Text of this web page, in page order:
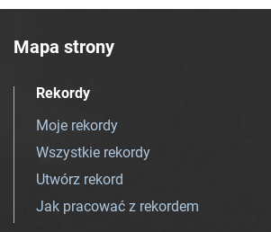
Mapa strony
Rekordy
Moje rekordy
Wszystkie rekordy
Utwórz rekord
Jak pracować z rekordem